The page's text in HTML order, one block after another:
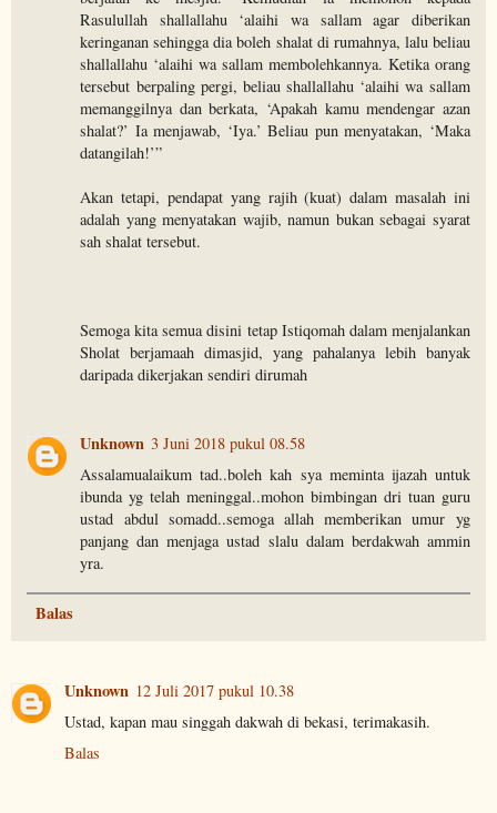
Rasulullah shallallahu ‘alaihi wa sallam agar diberikan
keringanan sehingga dia boleh shalat di rumahnya, lalu beliau
shallallahu ‘alaihi wa sallam membolehkannya. Ketika orang
tersebut berpaling pergi, beliau shallallahu ‘alaihi wa sallam
memanggilnya dan berkata, ‘Apakah kamu mendengar azan
shalat?’ Ia menjawab, ‘Iya.’ Beliau pun menyatakan, ‘Maka
datangilah!’”
Akan tetapi, pendapat yang rajih (kuat) dalam masalah ini
adalah yang menyatakan wajib, namun bukan sebagai syarat
sah shalat tersebut.
Semoga kita semua disini tetap Istiqomah dalam menjalankan
Sholat berjamaah dimasjid, yang pahalanya lebih banyak
daripada dikerjakan sendiri dirumah
Unknown 3 Juni 2018 pukul 08.58
Assalamualaikum tad..boleh kah sya meminta ijazah untuk
ibunda yg telah meninggal..mohon bimbingan dri tuan guru
ustad abdul somadd..semoga allah memberikan umur yg
panjang dan menjaga ustad slalu dalam berdakwah ammin
yra.
Balas
Unknown 12 Juli 2017 pukul 10.38
Ustad, kapan mau singgah dakwah di bekasi, terimakasih.
Balas